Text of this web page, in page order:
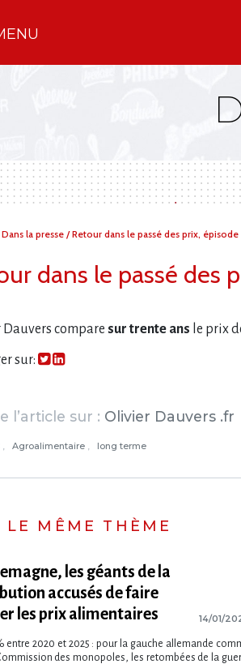
l’Ilec
Dans la presse /Retour dans le passé des prix, épisode
dans le passé des
compare sur trente ans le prix
sur:
l’article sur : Olivier Dauvers .fr
Agroalimentaire long terme
LE MÊME THÈME
les géants de la
accusés de faire
les prix alimentaires
14/01/
entre 2020 et 2025 : pour la gauche allemande
des monopoles, les retombées de la